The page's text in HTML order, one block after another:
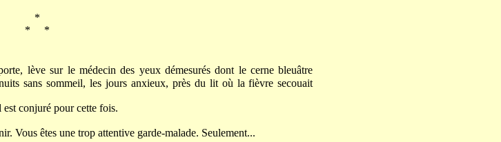
*
* *
lève sur le médecin des yeux démesurés dont le cerne bleuâtre
sans sommeil, les jours anxieux, près du lit où la fièvre secouait
conjuré pour cette fois.
Vous êtes une trop attentive garde-malade. Seulement...